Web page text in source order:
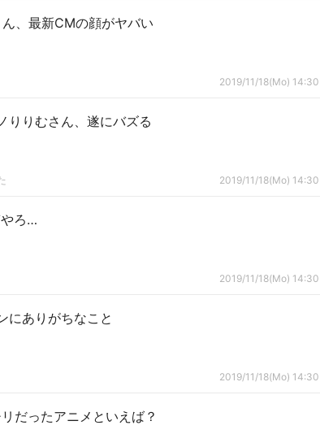
ん、最新CMの顔がヤバい
2019/11/18(Mo) 14:30
りりむさん、遂にバズる
2019/11/18(Mo) 14:30
ろ…
2019/11/18(Mo) 14:30
にありがちなこと
2019/11/18(Mo) 14:30
だったアニメといえば？